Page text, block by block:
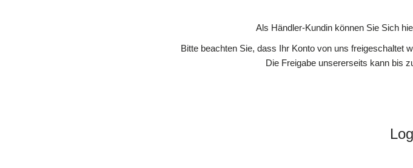
Als Händler-Kundin können Sie Sich
Bitte beachten Sie, dass Ihr Konto von uns freigeschaltet
Die Freigabe unsererseits kann bis